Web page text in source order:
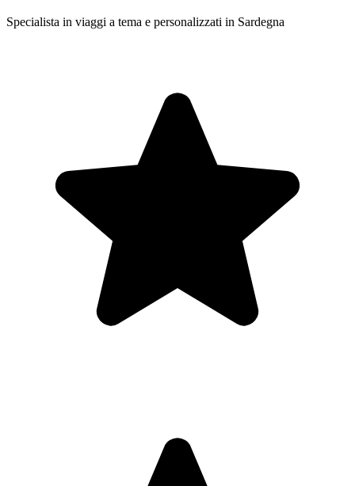
Specialista in viaggi a tema e personalizzati in Sardegna